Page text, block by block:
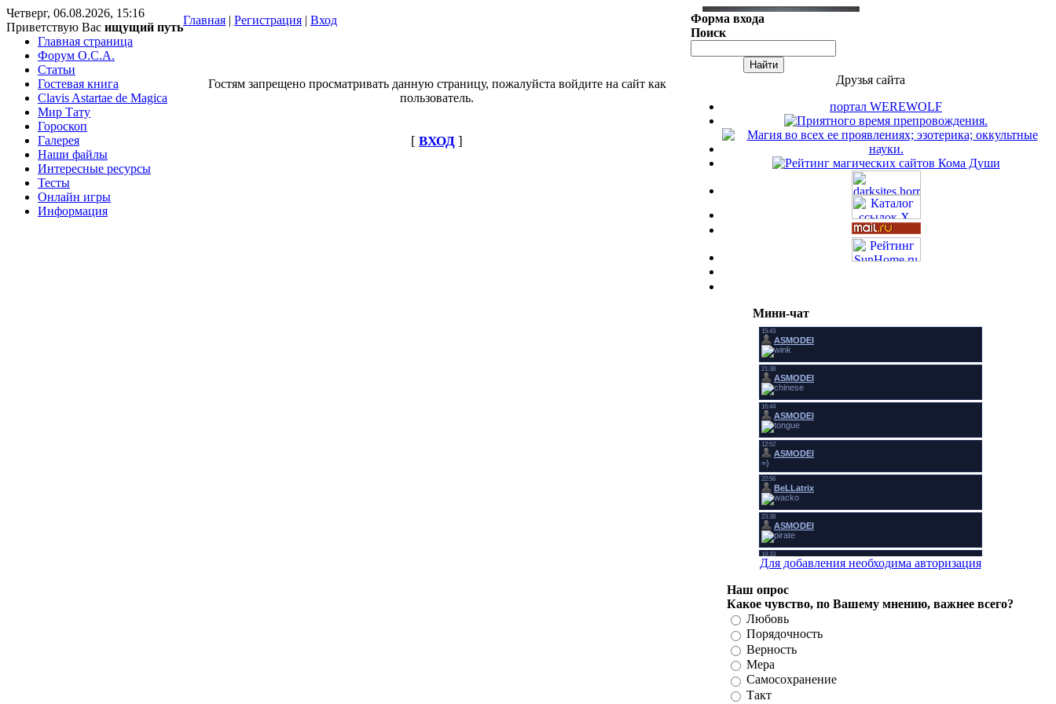
Четверг, 06.08.2026, 15:16
Приветствую Вас ищущий путь
Главная | Регистрация | Вход
Главная страница
Форум O.C.A.
Статьи
Гостевая книга
Clavis Astartae de Magica
Мир Тату
Гороскоп
Галерея
Наши файлы
Интересные ресурсы
Тесты
Онлайн игры
Информация
Гостям запрещено просматривать данную страницу, пожалуйста войдите на сайт как
пользователь.
[ ВХОД ]
Форма входа
Поиск
Друзья сайта
портал WEREWOLF
Мини-чат
Для добавления необходима авторизация
Наш опрос
Какое чувство, по Вашему мнению, важнее всего?
Любовь
Порядочность
Верность
Мера
Самосохранение
Такт